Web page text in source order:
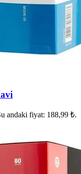
andaki fiyat: 188,99 ₺.